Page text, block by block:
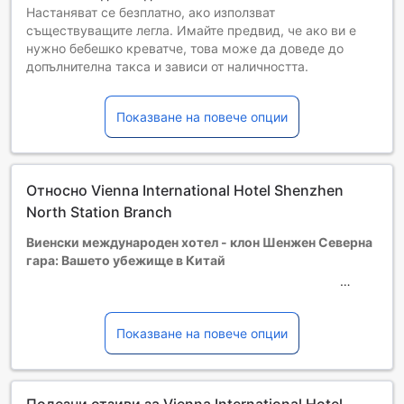
Настаняват се безплатно, ако използват
съществуващите легла. Имайте предвид, че ако ви е
нужно бебешко креватче, това може да доведе до
допълнителна такса и зависи от наличността.
Безплатен престой, ако се използват наличните легла.
Гостите, навършили {0} години, се считат за възрастни
Възможността за допълнителни легла зависи от
избрания тип стая. За повече информация вижте
При резервиране на повече от 5 стаи е възможно да се
прилагат различни условия и допълнителни плащания.
Показване на повече опции
Относно Vienna International Hotel Shenzhen
North Station Branch
Виенски международен хотел - клон Шенжен Северна
гара: Вашето убежище в Китай
Разположен на само 12.5 километра от централната
част на Шенжен, Виенският международен хотел - клон
Шенжен Северна гара предлага на своите гости
идеалното място за отдих и работа. С построяването си
през 2013 година, хотелът разполага с модерни
Показване на повече опции